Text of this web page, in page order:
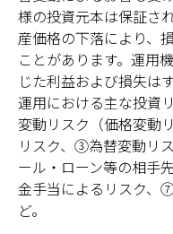
様の投資元本は保証さ
産価格の下落により、
ことがあります。運用
じた利益および損失は
運用における主な投資
変動リスク（価格変動
リスク、③為替変動リ
ール・ローン等の相手
金手当によるリスク、
ど。